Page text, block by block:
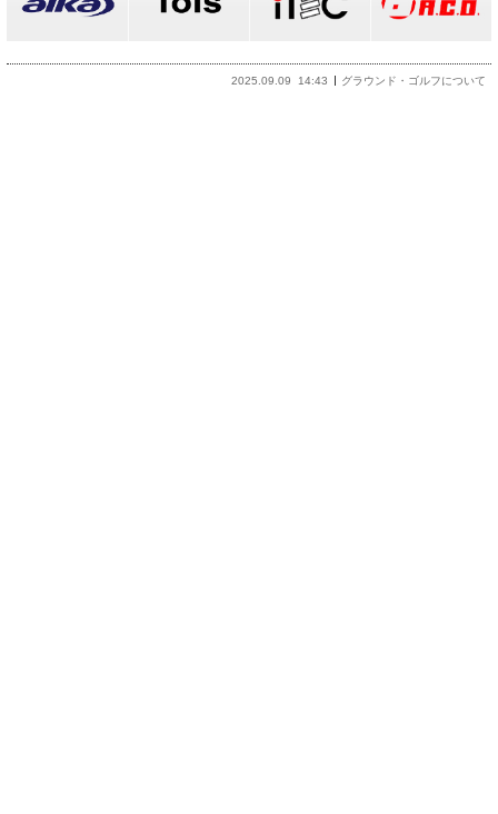
2025.09.09 14:43 グラウンド・ゴルフについて